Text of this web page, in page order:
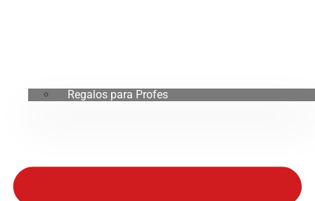
Regalos para Profes